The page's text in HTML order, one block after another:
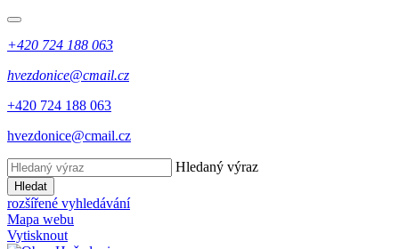
+420 724 188 063
hvezdonice@cmail.cz
+420 724 188 063
hvezdonice@cmail.cz
Hledaný výraz
Hledat
rozšířené vyhledávání
Mapa webu
Vytisknout